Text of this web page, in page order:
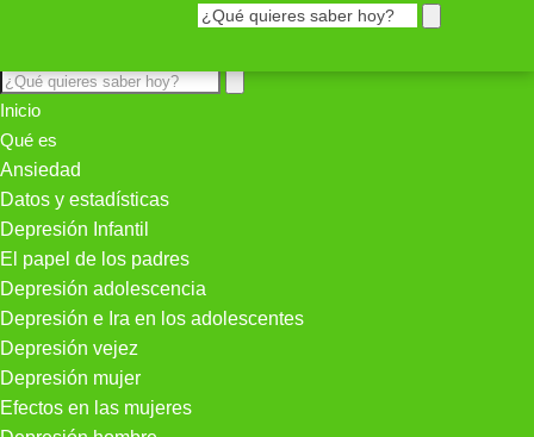
Inicio
Qué es
Ansiedad
Datos y estadísticas
Depresión Infantil
El papel de los padres
Depresión adolescencia
Depresión e Ira en los adolescentes
Depresión vejez
Depresión mujer
Efectos en las mujeres